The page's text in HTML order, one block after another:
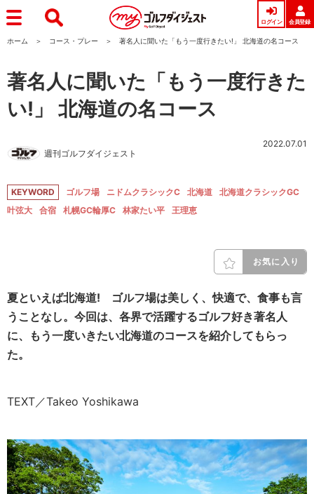
ログイン 会員登録
ホーム コース・プレー 著名人に聞いた「もう一度行きたい!」 北海道の名コース
著名人に聞いた「もう一度行きた
い!」 北海道の名コース
週刊ゴルフダイジェスト
2022.07.01
KEYWORD ゴルフ場 ニドムクラシックC 北海道
北海道クラシックGC
叶弦大
合宿 札幌GC輪厚C 林家たい平 王理恵
お気に入り
夏といえば北海道! ゴルフ場は美しく、快適で、食事も言
うことなし。今回は、各界で活躍するゴルフ好き著名人
に、もう一度いきたい北海道のコースを紹介してもらっ
た。
TEXT／Takeo Yoshikawa